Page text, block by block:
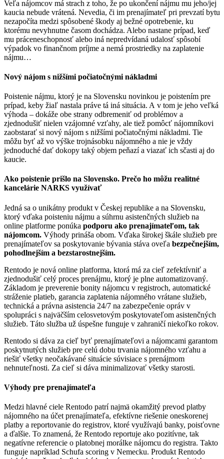
Veľa nájomcov má strach z toho, že po ukončení nájmu mu jeho/jej
kaucia nebude vrátená. Nevedia, či im prenajímateľ pri prevzatí bytu
nezapočíta medzi spôsobené škody aj bežné opotrebenie, ku
ktorému nevyhnutne časom dochádza. Alebo nastane prípad, keď
mu práceneschopnosť alebo iná nepredvídaná udalosť spôsobí
výpadok vo finančnom príjme a nemá prostriedky na zaplatenie
nájmu…
Nový nájom s nižšími počiatočnými nákladmi
Poistenie nájmu, ktorý je na Slovensku novinkou je poistením pre
prípad, keby žiaľ nastala práve tá iná situácia. A v tom je jeho veľká
výhoda – dokáže obe strany odbremeniť od problémov a
zjednodušiť nielen vzájomné vzťahy, ale tiež pomôcť nájomníkovi
zaobstarať si nový nájom s nižšími počiatočnými nákladmi. Tie
môžu byť až vo výške trojnásobku nájomného a nie je vždy
jednoduché dať dokopy taký objem peňazí a viazať ich sčasti aj do
kaucie.
Ako poistenie prišlo na Slovensko. Prečo ho môžu realitné
kancelárie NARKS využívať
Jedná sa o unikátny produkt v Českej republike a na Slovensku,
ktorý vďaka poisteniu nájmu a súhrnu asistenčných služieb na
online platforme ponúka podporu ako prenajímateľom, tak
nájomcom. Výhody prináša obom. Vďaka širokej škále služieb pre
prenajímateľov sa poskytovanie bývania stáva oveľa bezpečnejším,
pohodlnejším a bezstarostnejším.
Rentodo je nová online platforma, ktorá má za cieľ zefektívniť a
zjednodušiť celý proces prenájmu, ktorý je plne automatizovaný.
Základom je preverenie bonity nájomcu v registroch, automatické
stráženie platieb, garancia zaplatenia nájomného vrátane služieb,
technická a právna asistencia 24/7 na zabezpečenie opráv v
spolupráci s najväčším celosvetovým poskytovateľom asistenčných
služieb. Táto služba už úspešne funguje v zahraničí niekoľko rokov.
Rentodo si dáva za cieľ byť prenajímateľovi a nájomcami garantom
poskytnutých služieb pre celú dobu trvania nájomného vzťahu a
riešiť všetky neočakávané situácie súvisiace s prenájmom
nehnuteľnosti. Za cieľ si dáva minimalizovať všetky starosti.
Výhody pre prenajímateľa
Medzi hlavné ciele Rentodo patrí najmä okamžitý prevod platby
nájomného na účet prenajímateľa, efektívne riešenie oneskorenej
platby a reportovanie do registrov, ktoré využívajú banky, poisťovne
a ďalšie. To znamená, že Rentodo reportuje ako pozitívne, tak
negatívne referencie o platobnej morálke nájomcu do registra. Takto
funguje napríklad Schufa scoring v Nemecku. Produkt Rentodo